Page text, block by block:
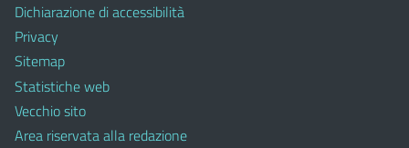
Dichiarazione di accessibilità
Privacy
Sitemap
Statistiche web
Vecchio sito
Area riservata alla redazione